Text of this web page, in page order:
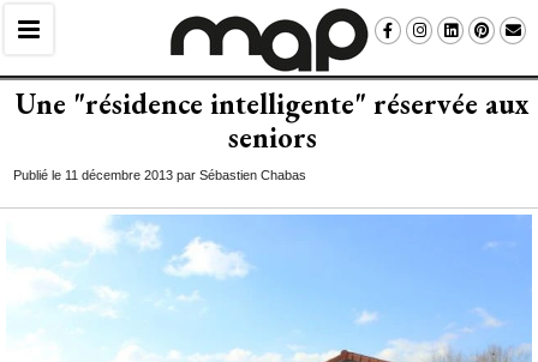
Une "résidence intelligente" réservée aux
seniors
Publié le 11 décembre 2013 par Sébastien Chabas